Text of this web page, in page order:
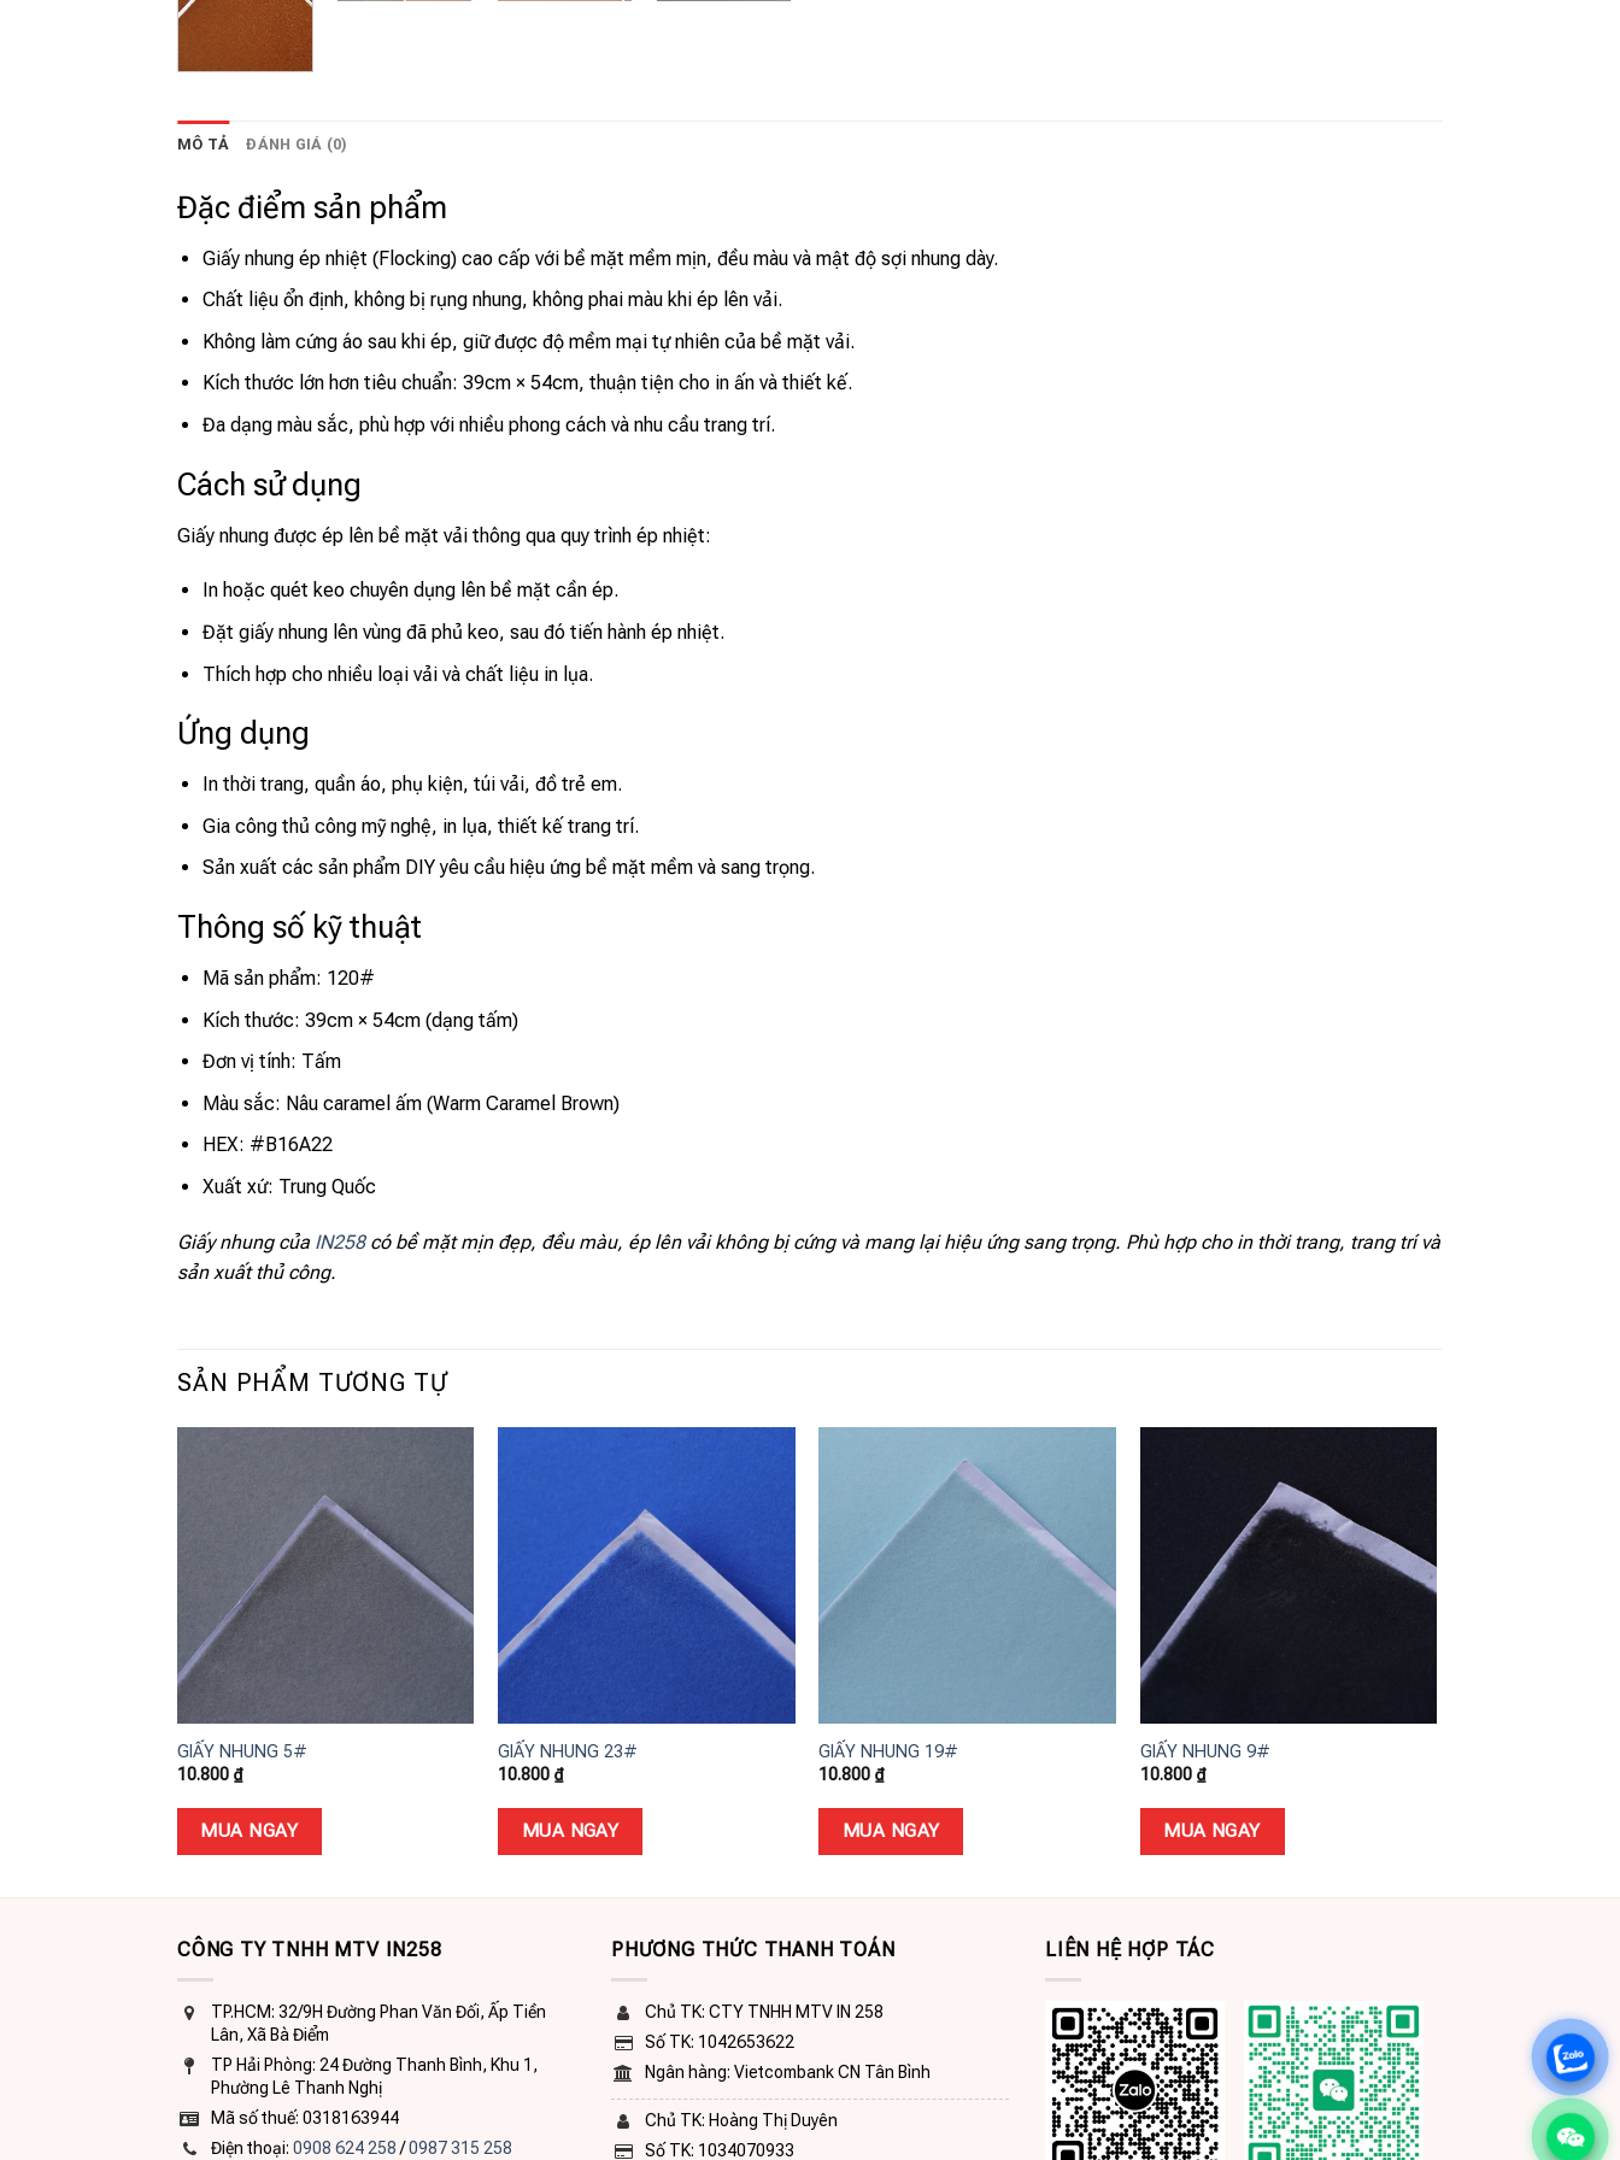
MÔ TẢ ĐÁNH GIÁ (0)
Đặc điểm sản phẩm
Giấy nhung ép nhiệt (Flocking) cao cấp với bề mặt mềm mịn, đều màu và mật độ sợi nhung dày.
Chất liệu ổn định, không bị rụng nhung, không phai màu khi ép lên vải.
Không làm cứng áo sau khi ép, giữ được độ mềm mại tự nhiên của bề mặt vải.
Kích thước lớn hơn tiêu chuẩn: 39cm × 54cm, thuận tiện cho in ấn và thiết kế.
Đa dạng màu sắc, phù hợp với nhiều phong cách và nhu cầu trang trí.
Cách sử dụng
Giấy nhung được ép lên bề mặt vải thông qua quy trình ép nhiệt:
In hoặc quét keo chuyên dụng lên bề mặt cần ép.
Đặt giấy nhung lên vùng đã phủ keo, sau đó tiến hành ép nhiệt.
Thích hợp cho nhiều loại vải và chất liệu in lụa.
Ứng dụng
In thời trang, quần áo, phụ kiện, túi vải, đồ trẻ em.
Gia công thủ công mỹ nghệ, in lụa, thiết kế trang trí.
Sản xuất các sản phẩm DIY yêu cầu hiệu ứng bề mặt mềm và sang trọng.
Thông số kỹ thuật
Mã sản phẩm: 120#
Kích thước: 39cm × 54cm (dạng tấm)
Đơn vị tính: Tấm
Màu sắc: Nâu caramel ấm (Warm Caramel Brown)
HEX: #B16A22
Xuất xứ: Trung Quốc
Giấy nhung của IN258có bề mặt mịn đẹp, đều màu, ép lên vải không bị cứng và mang lại hiệu ứng sang trọng. Phù hợp cho in thời trang, trang trí và
sản xuất thủ công.
SẢN PHẨM TƯƠNG TỰ
GIẤY NHUNG 5#
10.800 ₫
MUA NGAY
GIẤY NHUNG 23#
10.800₫
MUA NGAY
Add to
wishlist
GIẤY NHUNG 19#
10.800₫
MUA NGAY
Add to
wishlist
GIẤY NHUNG 9#
10.800 ₫
MUA NGAY
CÔNG TY TNHH MTV IN258
TP.HCM: 32/9H Đường Phan Văn Đối, Ấp Tiền
Lân, Xã Bà Điểm
TP Hải Phòng: 24 Đường Thanh Bình, Khu 1,
Phường Lê Thanh Nghị
Mã số thuế: 0318163944
Điện thoại: 0908 624 258 /0987 315 258
PHƯƠNG THỨC THANH TOÁN
Chủ TK: CTY TNHH MTV IN 258
Số TK: 1042653622
Ngân hàng: Vietcombank CN Tân Bình
Chủ TK: Hoàng Thị Duyên
Số TK: 1034070933
LIÊN HỆ HỢP TÁC